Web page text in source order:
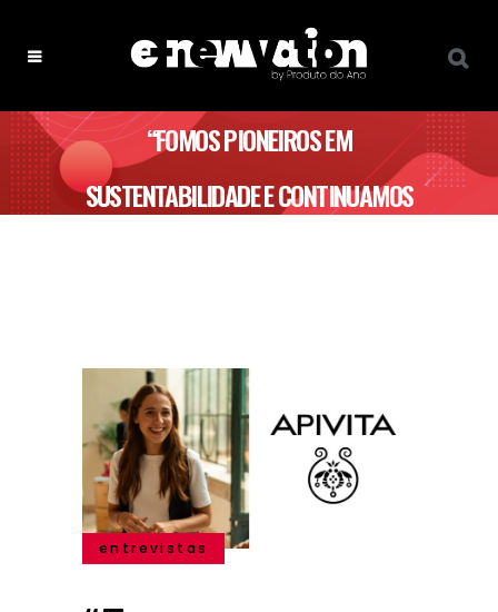
“FOMOS PIONEIROS EM
SUSTENTABILIDADE E CONTINUAMOS
entrevistas